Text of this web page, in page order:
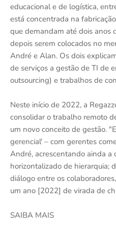
educacional e de logística,
está concentrada na
que demandam até dois anos
depois serem colocados no
André e Alan. Os dois
de serviços a gestão de TI de
outsourcing) e trabalhos de
Neste início de 2022, a
consolidar o trabalho remoto
um novo conceito de gestão.
gerencial' – com gerentes
André, acrescentando ainda a
horizontalizado de hierarquia;
diálogo entre os
um ano [2022] de virada de
SAIBA MAIS